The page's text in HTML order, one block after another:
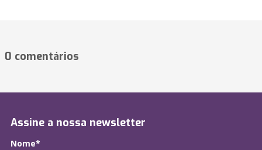
0 comentários
Assine a nossa newsletter
Nome*